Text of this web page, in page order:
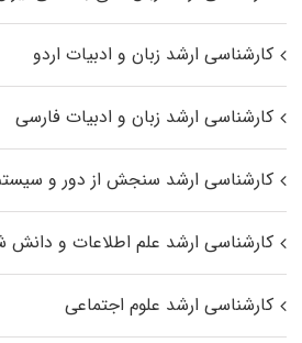
کارشناسی ارشد زبان و ادبیات اردو
کارشناسی ارشد زبان و ادبیات فارسی
کارشناسی ارشد سنجش از دور و
کارشناسی ارشد علم اطلاعات و دانش
کارشناسی ارشد علوم اجتماعی